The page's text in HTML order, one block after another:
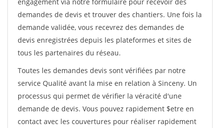
demandes de devis et trouver des chantiers. Une fois la
demande validée, vous recevrez des demandes de
devis enregistrées depuis les plateformes et sites de
tous les partenaires du réseau.
Toutes les demandes devis sont vérifiées par notre
service Qualité avant la mise en relation à Sinceny. Un
processus qui permet de vérifier la véracité d'une
demande de devis. Vous pouvez rapidement $etre en
contact avec les couvertures pour réaliser rapidement